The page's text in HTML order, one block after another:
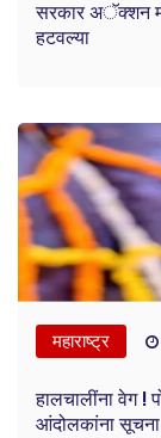
सरकार अॅक्शन
हटवल्या
महाराष्ट्र
हालचालींना वेग !
आंदोलकांना सूचना